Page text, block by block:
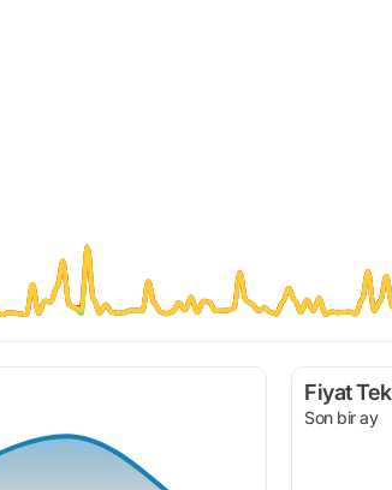
Fiyat
Son bir ay